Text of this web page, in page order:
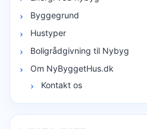
Byggegrund
Hustyper
Boligrådgivning til Nybyg
Om NyByggetHus.dk
Kontakt os